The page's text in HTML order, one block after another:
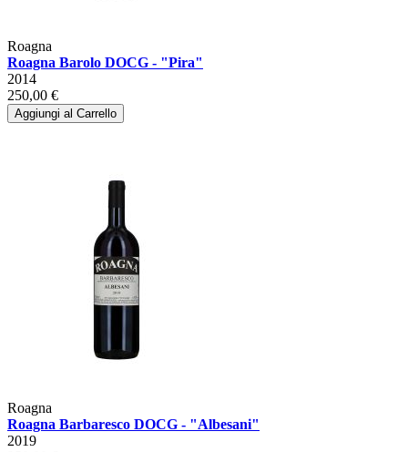
Roagna
Roagna Barolo DOCG - "Pira"
2014
250,00 €
Aggiungi al Carrello
Roagna
Roagna Barbaresco DOCG - "Albesani"
2019